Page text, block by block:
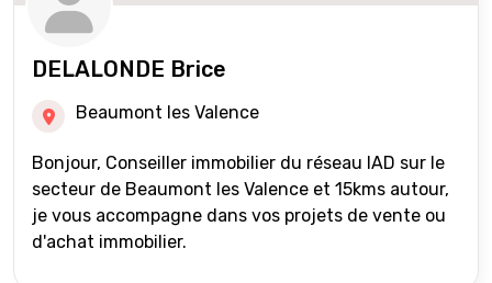
DELALONDE Brice
Beaumont les Valence
Bonjour, Conseiller immobilier du réseau IAD sur le
secteur de Beaumont les Valence et 15kms autour,
je vous accompagne dans vos projets de vente ou
d'achat immobilier.